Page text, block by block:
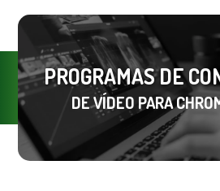
PROGRAMAS DE
DE VÍDEO PARA